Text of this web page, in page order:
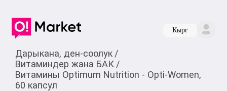
Кырг
Дарыкана, ден-соолук /
Витаминдер жана БАК /
Витамины Optimum Nutrition - Opti-Women,
60 капсул